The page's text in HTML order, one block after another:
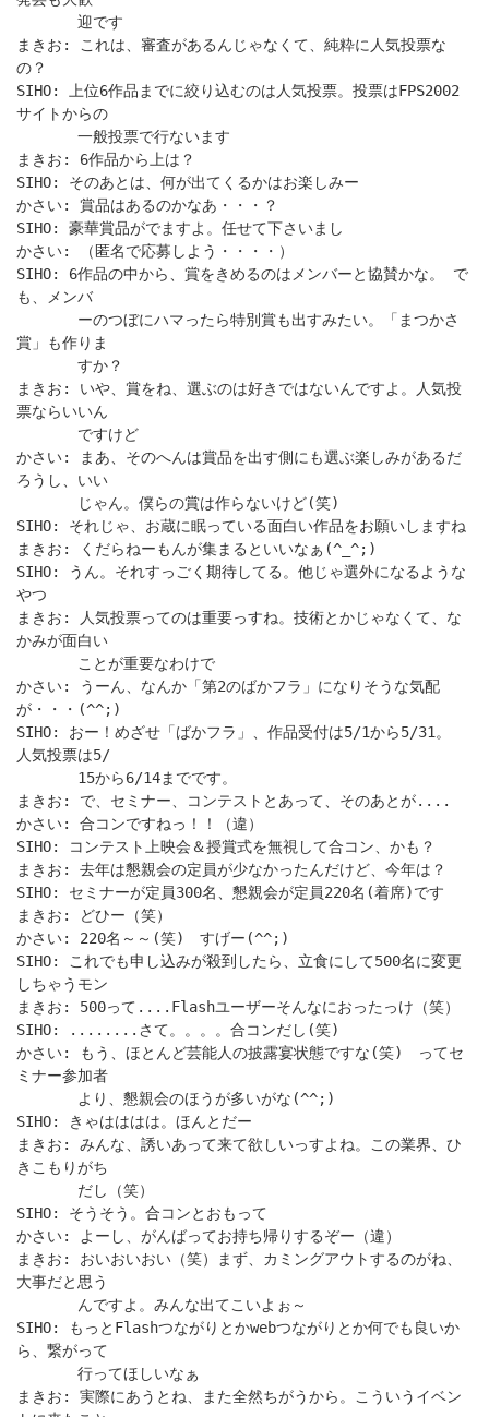
迎です
まきお: これは、審査があるんじゃなくて、純粋に人気投票な
の？
SIHO: 上位6作品までに絞り込むのは人気投票。投票はFPS2002
サイトからの
一般投票で行ないます
まきお: 6作品から上は？
SIHO: そのあとは、何が出てくるかはお楽しみー
かさい: 賞品はあるのかなあ・・・？
SIHO: 豪華賞品がでますよ。任せて下さいまし
かさい: （匿名で応募しよう・・・・）
SIHO: 6作品の中から、賞をきめるのはメンバーと協賛かな。 で
も、メンバ
ーのつぼにハマったら特別賞も出すみたい。「まつかさ
賞」も作りま
すか？
まきお: いや、賞をね、選ぶのは好きではないんですよ。人気投
票ならいいん
ですけど
かさい: まあ、そのへんは賞品を出す側にも選ぶ楽しみがあるだ
ろうし、いい
じゃん。僕らの賞は作らないけど(笑)
SIHO: それじゃ、お蔵に眠っている面白い作品をお願いしますね
まきお: くだらねーもんが集まるといいなぁ(^_^;)
SIHO: うん。それすっごく期待してる。他じゃ選外になるような
やつ
まきお: 人気投票ってのは重要っすね。技術とかじゃなくて、な
かみが面白い
ことが重要なわけで
かさい: うーん、なんか「第2のばかフラ」になりそうな気配
が・・・(^^;)
SIHO: おー！めざせ「ばかフラ」、作品受付は5/1から5/31。
人気投票は5/
15から6/14までです。
まきお: で、セミナー、コンテストとあって、そのあとが....
かさい: 合コンですねっ！！（違）
SIHO: コンテスト上映会＆授賞式を無視して合コン、かも？
まきお: 去年は懇親会の定員が少なかったんだけど、今年は？
SIHO: セミナーが定員300名、懇親会が定員220名(着席)です
まきお: どひー（笑）
かさい: 220名～～(笑) すげー(^^;)
SIHO: これでも申し込みが殺到したら、立食にして500名に変更
しちゃうモン
まきお: 500って....Flashユーザーそんなにおったっけ（笑）
SIHO: ........さて。。。。合コンだし(笑)
かさい: もう、ほとんど芸能人の披露宴状態ですな(笑) ってセ
ミナー参加者
より、懇親会のほうが多いがな(^^;)
SIHO: きゃはははは。ほんとだー
まきお: みんな、誘いあって来て欲しいっすよね。この業界、ひ
きこもりがち
だし（笑）
SIHO: そうそう。合コンとおもって
かさい: よーし、がんばってお持ち帰りするぞー（違）
まきお: おいおいおい（笑）まず、カミングアウトするのがね、
大事だと思う
んですよ。みんな出てこいよぉ～
SIHO: もっとFlashつながりとかwebつながりとか何でも良いか
ら、繋がって
行ってほしいなぁ
まきお: 実際にあうとね、また全然ちがうから。こういうイベン